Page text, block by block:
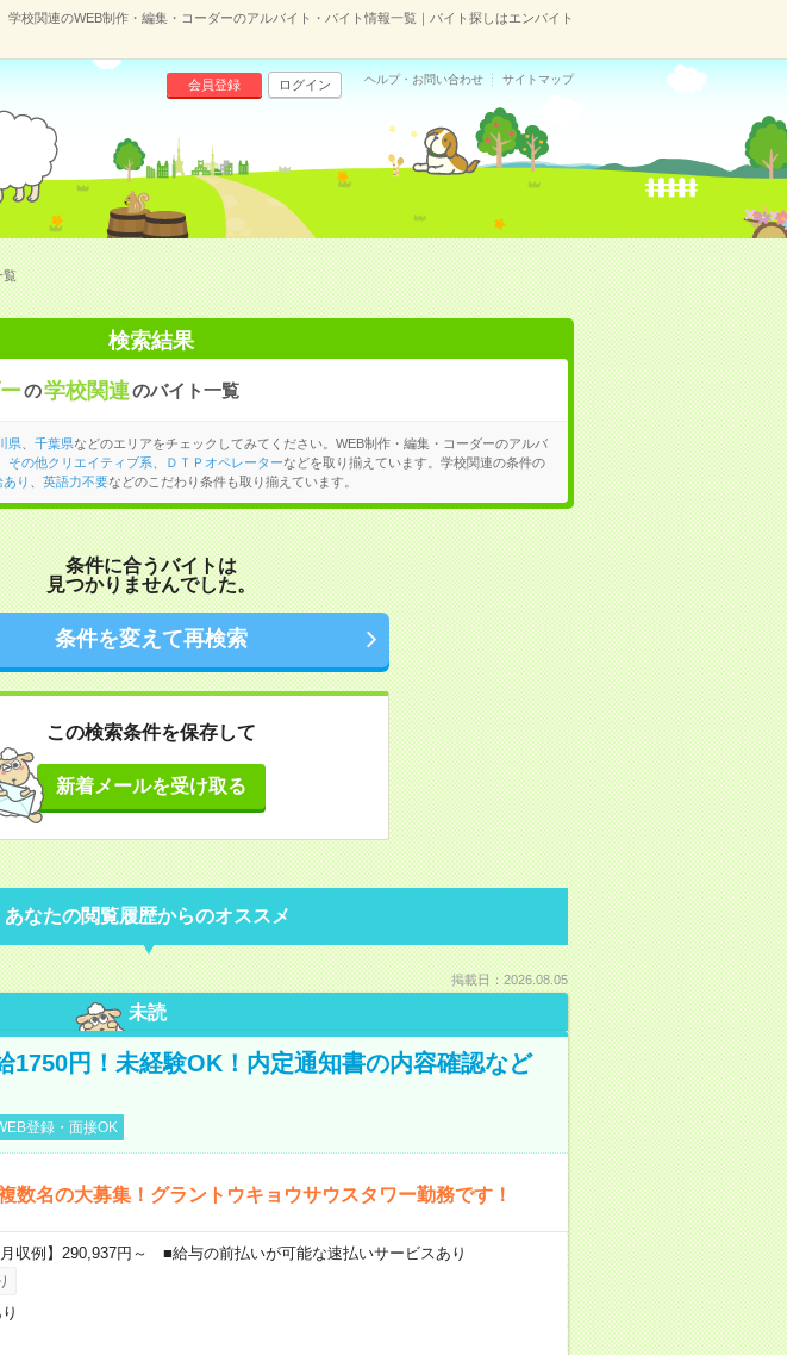
学校関連のWEB制作・編集・コーダーのアルバイト・バイト情報一覧｜バイト探しはエンバイト
会員登録 ログイン ヘルプ・お問い合わせ サイトマップ
覧
検索結果
の学校関連のバイト一覧
県、 千葉県などのエリアをチェックしてみてください。WEB制作・編集・コーダーのアルバ
その他クリエイティブ系 ＤＴＰオペレーターなどを取り揃えています。学校関連の条件の
り 英語力不要などのこだわり条件も取り揃えています。
条件に合うバイトは
見つかりませんでした。
条件を変えて再検索
この検索条件を保存して
新着メールを受け取る
あなたの閲覧履歴からのオススメ
掲載日：2026.08.05
未読
1750円！未経験OK！内定通知書の内容確認など
登録・面接OK
数名の大募集！グラントウキョウサウスタワー勤務です！
収例】290,937円～ ■給与の前払いが可能な速払いサービスあり